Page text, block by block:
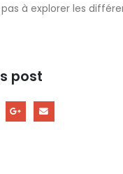
pas à explorer les
post